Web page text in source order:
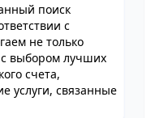
поиск
с
не только
выбором лучших
счета,
услуги, связанные